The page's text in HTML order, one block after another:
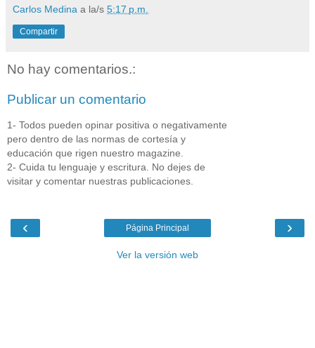
Carlos Medina a la/s 5:17 p.m.
Compartir
No hay comentarios.:
Publicar un comentario
1- Todos pueden opinar positiva o negativamente
pero dentro de las normas de cortesía y
educación que rigen nuestro magazine.
2- Cuida tu lenguaje y escritura. No dejes de
visitar y comentar nuestras publicaciones.
‹ ›
Página Principal
Ver la versión web